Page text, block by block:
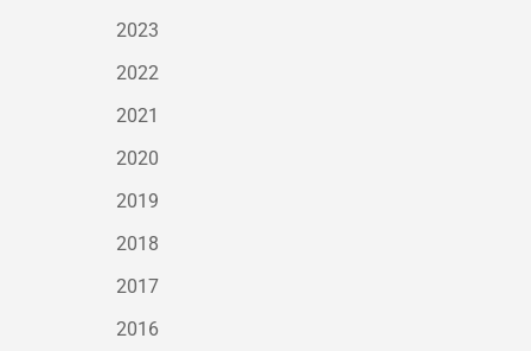
2023
2022
2021
2020
2019
2018
2017
2016